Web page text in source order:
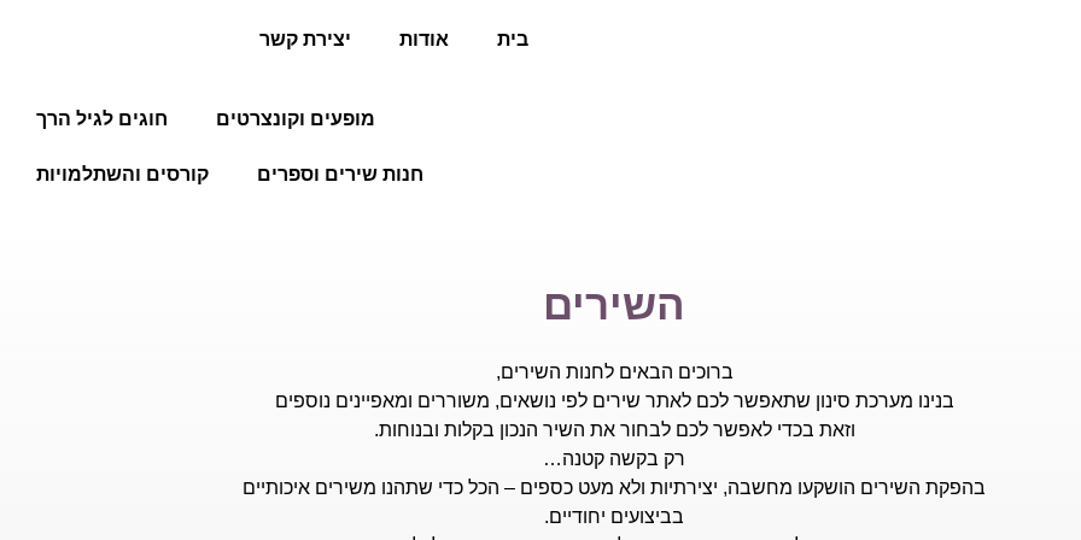
בית אודות יצירת קשר
מופעים וקונצרטים חוגים לגיל הרך
חנות שירים וספרים קורסים והשתלמויות
השירים
ברוכים הבאים לחנות השירים,
בנינו מערכת סינון שתאפשר לכם לאתר שירים לפי נושאים, משוררים ומאפיינים נוספים
וזאת בכדי לאפשר לכם לבחור את השיר הנכון בקלות ובנוחות.
רק בקשה קטנה…
בהפקת השירים הושקעו מחשבה, יצירתיות ולא מעט כספים – הכל כדי שתהנו משירים איכותיים
בביצועים יחודיים.